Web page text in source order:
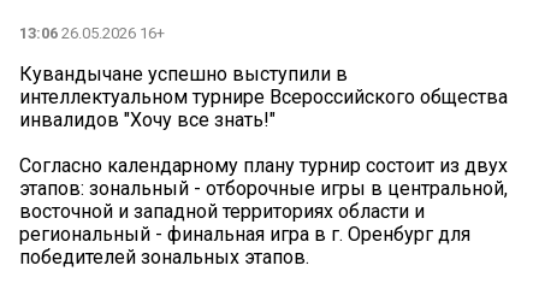
13:06 26.05.2026 16+
Кувандычане успешно выступили в
интеллектуальном турнире Всероссийского общества
инвалидов "Хочу все знать!"
Согласно календарному плану турнир состоит из двух
этапов: зональный - отборочные игры в центральной,
восточной и западной территориях области и
региональный - финальная игра в г. Оренбург для
победителей зональных этапов.